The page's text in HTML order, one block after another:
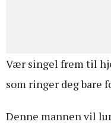
Vær singel frem til
som ringer deg bare
Denne mannen vil